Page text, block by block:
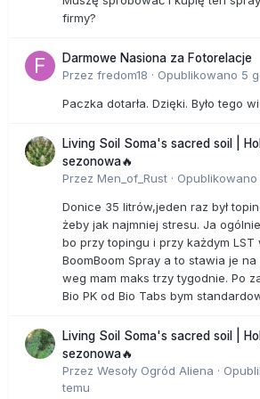
firmy?
Darmowe Nasiona za Fotorelacje
Przez fredom18 · Opublikowano 5
Paczka dotarła. Dzięki. Było tego
Living Soil Soma's sacred soil |
sezonowa🔥
Przez Men_of_Rust · Opublikowano
Donice 35 litrów,jeden raz był
żeby jak najmniej stresu. Ja
bo przy topingu i przy każdym LST
BoomBoom Spray a to stawia je
weg mam maks trzy tygodnie. Po
Bio PK od Bio Tabs bym
Living Soil Soma's sacred soil |
sezonowa🔥
Przez Wesoły Ogród Aliena ·
temu